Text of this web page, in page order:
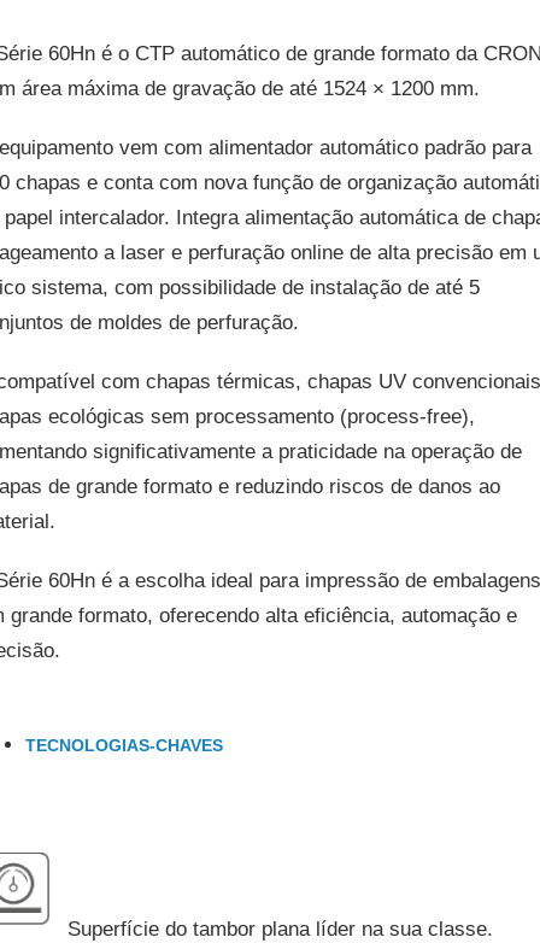
60Hn é o CTP automático de grande formato da
área máxima de gravação de até 1524 × 1200 mm.
vem com alimentador automático padrão para
chapas e conta com nova função de organização
papel intercalador. Integra alimentação automática de
a laser e perfuração online de alta precisão em
sistema, com possibilidade de instalação de até 5
de moldes de perfuração.
com chapas térmicas, chapas UV
ecológicas sem processamento (process-free),
significativamente a praticidade na operação de
de grande formato e reduzindo riscos de danos ao
60Hn é a escolha ideal para impressão de embalagens
grande formato, oferecendo alta eficiência, automação e
TECNOLOGIAS-CHAVES
Superfície do tambor plana líder na sua classe.